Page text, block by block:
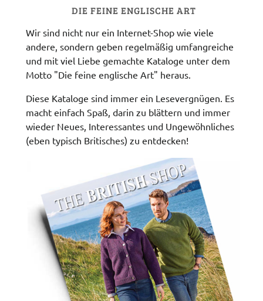
DIE FEINE ENGLISCHE ART
Wir sind nicht nur ein Internet-Shop wie viele
andere, sondern geben regelmäßig umfangreiche
und mit viel Liebe gemachte Kataloge unter dem
Motto "Die feine englische Art" heraus.
Diese Kataloge sind immer ein Lesevergnügen. Es
macht einfach Spaß, darin zu blättern und immer
wieder Neues, Interessantes und Ungewöhnliches
(eben typisch Britisches) zu entdecken!